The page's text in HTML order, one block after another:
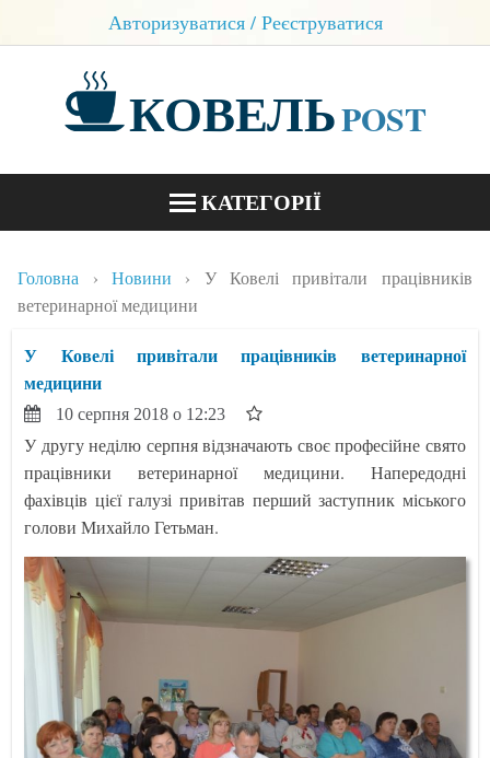
Авторизуватися / Реєструватися
КОВЕЛЬPOST
КАТЕГОРІЇ
КОНТАКТИ
Головна Новини
У Ковелі привітали працівників
ветеринарної медицини
У Ковелі привітали працівників ветеринарної
медицини
10 серпня 2018 о 12:23
У другу неділю серпня відзначають своє професійне свято
працівники ветеринарної медицини. Напередодні
фахівців цієї галузі привітав перший заступник міського
голови Михайло Гетьман.